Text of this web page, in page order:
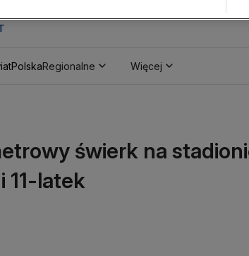
PolskaRegionalne Więcej
świerk na
11-latek